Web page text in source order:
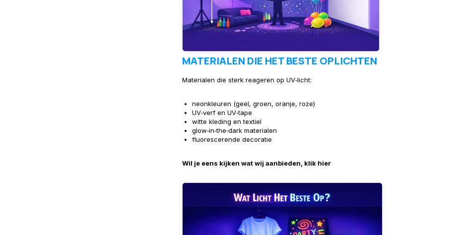
MATERIALEN DIE HET BESTE OPLICHTEN
Materialen die sterk reageren op UV‑licht:
neonkleuren (geel, groen, oranje, roze)
UV‑verf en UV‑tape
witte kleding en textiel
glow‑in‑the‑dark materialen
fluorescerende decoratie
Wil je eens kijken wat wij aanbieden, klik hier